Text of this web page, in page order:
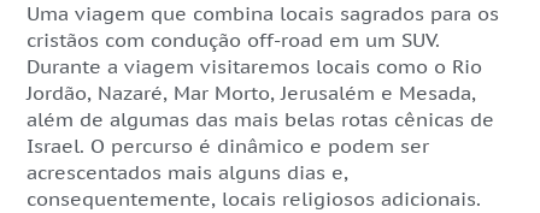
Uma viagem que combina locais sagrados para os
cristãos com condução off-road em um SUV.
Durante a viagem visitaremos locais como o Rio
Jordão, Nazaré, Mar Morto, Jerusalém e Mesada,
além de algumas das mais belas rotas cênicas de
Israel. O percurso é dinâmico e podem ser
acrescentados mais alguns dias e,
consequentemente, locais religiosos adicionais.